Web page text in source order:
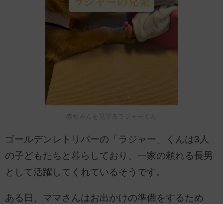
赤ちゃんを見守るラジャーくん
ゴールデンレトリバーの「ラジャー」くんは3人
の子どもたちと暮らしており、一家の頼れる長男
として活躍してくれているそうです。
ある日、ママさんはお出かけの準備をするため